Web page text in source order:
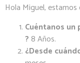
Hola Miguel,
Cuéntanos
? 8 Años.
¿Desde